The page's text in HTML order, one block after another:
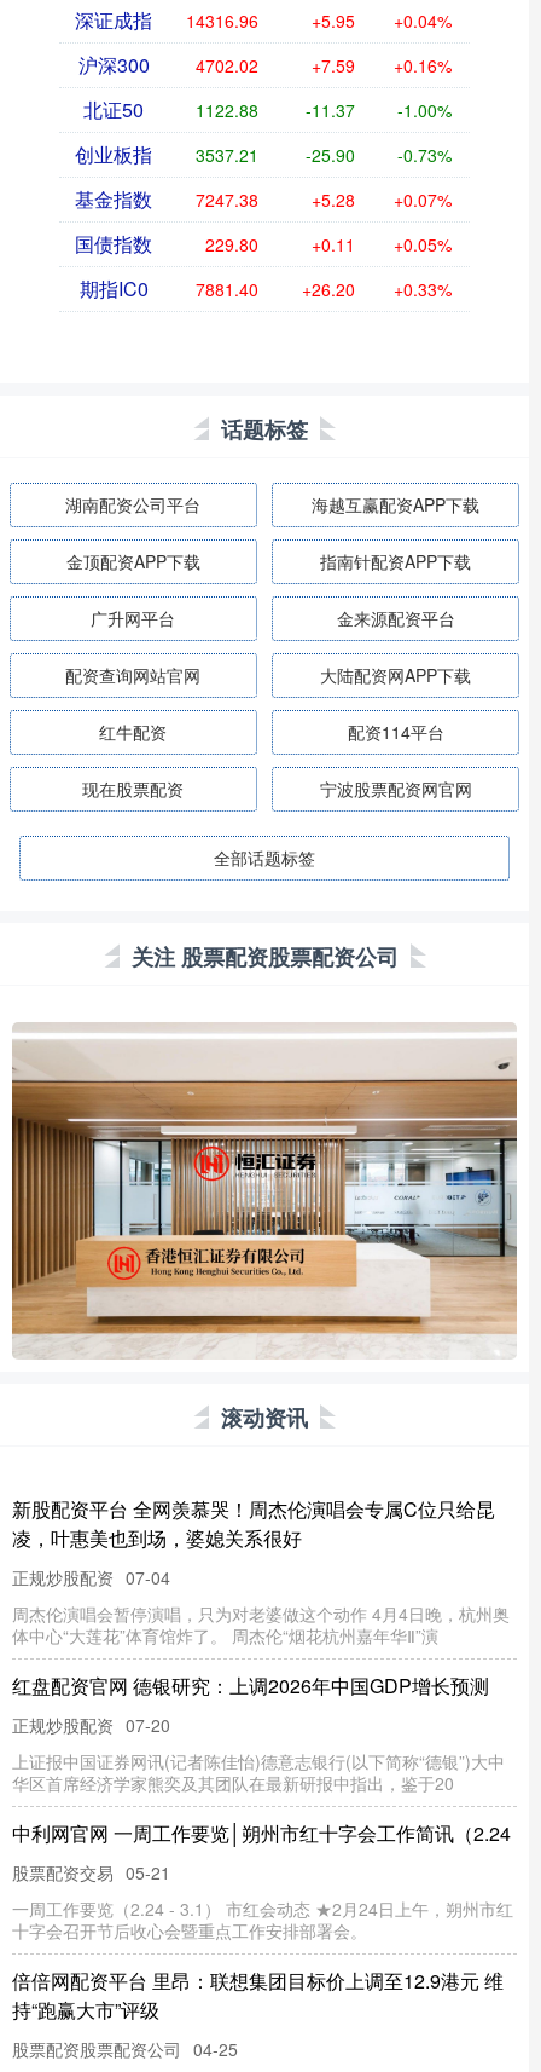
深证成指 14316.96 +5.95 +0.04%
沪深300 4702.02 +7.59 +0.16%
北证50 1122.88 -11.37 -1.00%
创业板指 3537.21 -25.90 -0.73%
基金指数 7247.38 +5.28 +0.07%
国债指数 229.80 +0.11 +0.05%
期指IC0 7881.40 +26.20 +0.33%
话题标签
湖南配资公司平台 海越互赢配资APP下载
金顶配资APP下载 指南针配资APP下载
广升网平台 金来源配资平台
配资查询网站官网 大陆配资网APP下载
红牛配资 配资114平台
现在股票配资 宁波股票配资网官网
全部话题标签
关注 股票配资股票配资公司
滚动资讯
新股配资平台 全网羡慕哭！周杰伦演唱会专属C位只给昆
凌，叶惠美也到场，婆媳关系很好
正规炒股配资 07-04
周杰伦演唱会暂停演唱，只为对老婆做这个动作 4月4日晚，杭州奥
体中心“大莲花”体育馆炸了。 周杰伦“烟花杭州嘉年华Ⅱ”演
红盘配资官网 德银研究：上调2026年中国GDP增长预测
正规炒股配资 07-20
上证报中国证券网讯(记者陈佳怡)德意志银行(以下简称“德银”)大中
华区首席经济学家熊奕及其团队在最新研报中指出，鉴于20
中利网官网 一周工作要览│朔州市红十字会工作简讯（2.24
股票配资交易 05-21
一周工作要览（2.24 - 3.1） 市红会动态 ★2月24日上午，朔州市红
十字会召开节后收心会暨重点工作安排部署会。
倍倍网配资平台 里昂：联想集团目标价上调至12.9港元 维
持“跑赢大市”评级
股票配资股票配资公司 04-25